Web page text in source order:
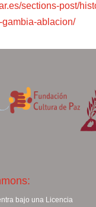
sections-post/
gambia-ablacion/
bajo una Licencia